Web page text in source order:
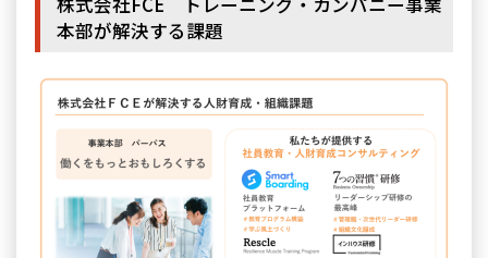
本部が解決する課題